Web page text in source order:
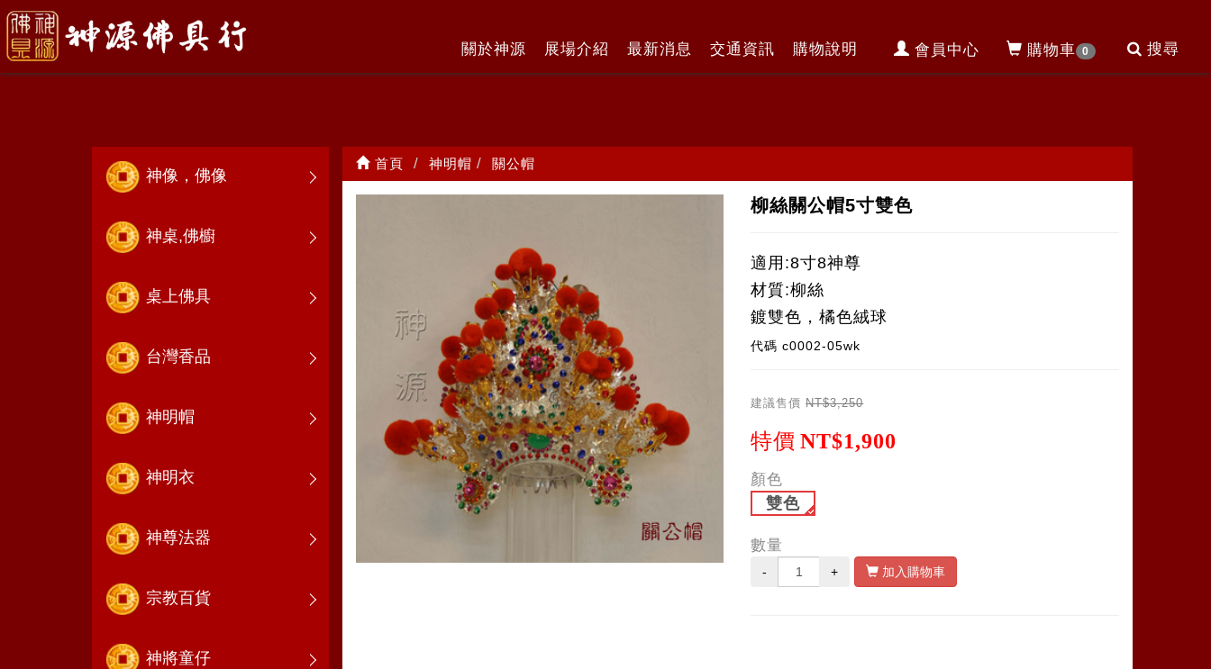
會員中心 購物車 0 搜尋
關於神源 展場介紹 最新消息 交通資訊 購物說明
關公帽
神像，佛像
神桌,佛櫥
桌上佛具
台灣香品
神明帽
神明衣
神尊法器
宗教百貨
神將童仔
首頁 神明帽 關公帽
柳絲關公帽5寸雙色
適用:8寸8神尊
材質:柳絲
鍍雙色，橘色絨球
代碼c0002-05wk
建議售價 NT$3,250
特價 NT$1,900
顏色
雙色
數量
- + 加入購物車